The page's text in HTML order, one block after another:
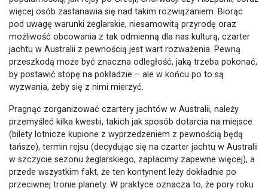
więcej osób zastanawia się nad takim rozwiązaniem. Biorąc
pod uwagę warunki żeglarskie, niesamowitą przyrodę oraz
możliwość obcowania z tak odmienną dla nas kulturą, czarter
jachtu w Australii z pewnością jest wart rozważenia. Pewną
przeszkodą może być znaczna odległość, jaką trzeba pokonać,
by postawić stopę na pokładzie – ale w końcu po to są
wyzwania, żeby się z nimi mierzyć.
Pragnąc zorganizować czartery jachtów w Australii, należy
przemyśleć kilka kwestii, takich jak sposób dotarcia na miejsce
(bilety lotnicze kupione z wyprzedzeniem z pewnością będą
tańsze), termin rejsu (decydując się na czarter jachtu w Australii
w szczycie sezonu żeglarskiego, zapłacimy zapewne więcej), a
przede wszystkim fakt, że ten kontynent leży dokładnie po
przeciwnej tronie planety. W praktyce oznacza to, że pory roku